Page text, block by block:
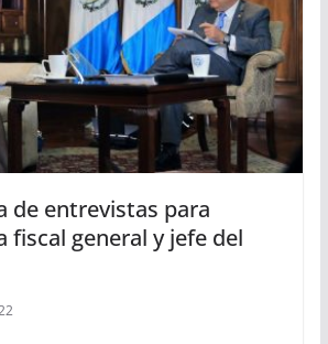
de entrevistas para
fiscal general y jefe del